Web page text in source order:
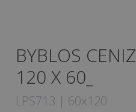
BYBLOS
120 X 60_
LPS713 | 60x120